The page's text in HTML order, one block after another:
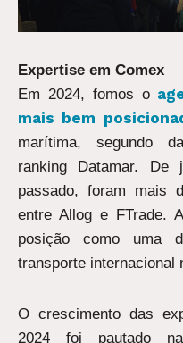
Expertise em Comex
Em 2024, fomos o
mais bem
marítima, segundo
ranking Datamar.
De
passado, foram mais
entre Allog e FTrade.
posição como uma
transporte internacional
O crescimento das
2024 foi pautado